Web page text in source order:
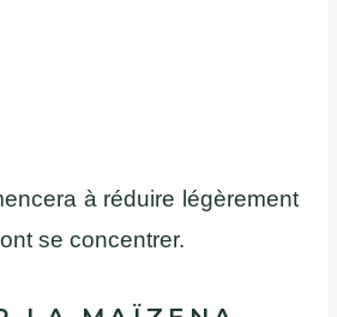
à réduire légèrement
se concentrer.